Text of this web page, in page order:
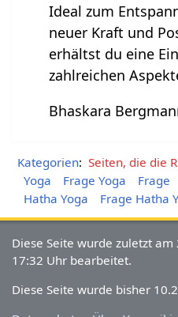
Ideal zum
neuer Kraft und
erhältst du eine
zahlreichen
Bhaskara
Kategorien: Seiten, die die
Yoga
Frage Yoga Frage
Hatha Yoga
Frage Hatha
Diese Seite wurde zuletzt am
17:32 Uhr bearbeitet.
Diese Seite wurde bisher